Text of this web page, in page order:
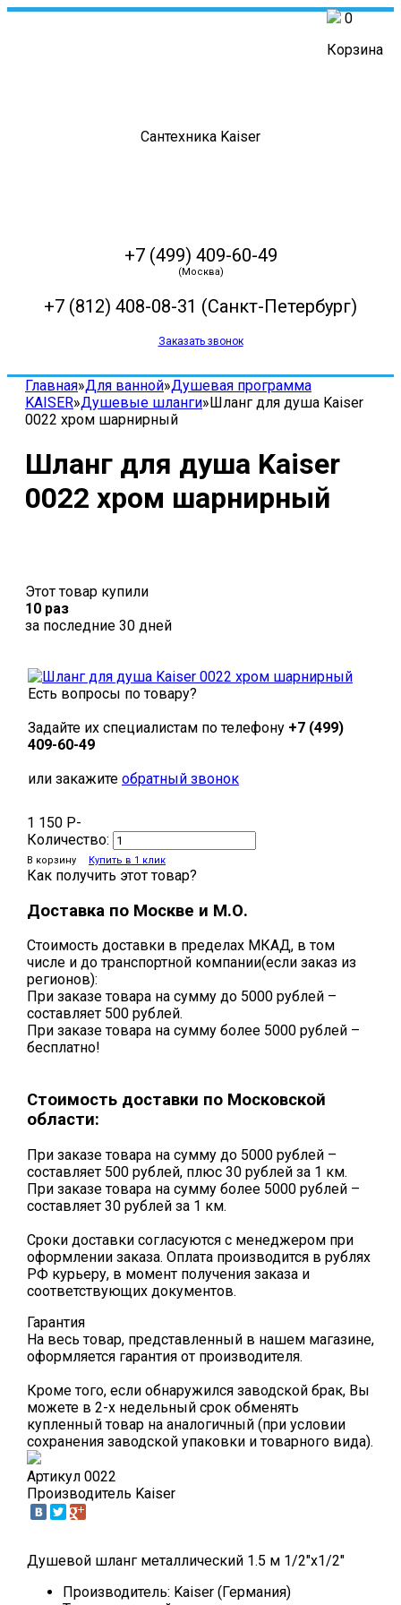
Сантехника Kaiser
+7 (499) 409-60-49
(Москва)
+7 (812) 408-08-31 (Санкт-Петербург)
Заказать звонок
0
Корзина
Главная»Для ванной»Душевая программа
KAISER»Душевые шланги»Шланг для душа Kaiser
0022 хром шарнирный
Шланг для душа Kaiser
0022 хром шарнирный
Этот товар купили
10 раз
за последние 30 дней
Есть вопросы по товару?
Задайте их специалистам по телефону +7 (499)
409-60-49
или закажите обратный звонок
1 150 P-
Количество:
В корзину Купить в 1 клик
Как получить этот товар?
Доставка по Москве и М.О.
Стоимость доставки в пределах МКАД, в том
числе и до транспортной компании(если заказ из
регионов):
При заказе товара на сумму до 5000 рублей –
составляет 500 рублей.
При заказе товара на сумму более 5000 рублей –
бесплатно!
Стоимость доставки по Московской
области:
При заказе товара на сумму до 5000 рублей –
составляет 500 рублей, плюс 30 рублей за 1 км.
При заказе товара на сумму более 5000 рублей –
составляет 30 рублей за 1 км.
Сроки доставки согласуются с менеджером при
оформлении заказа. Оплата производится в рублях
РФ курьеру, в момент получения заказа и
соответствующих документов.
Гарантия
На весь товар, представленный в нашем магазине,
оформляется гарантия от производителя.
Кроме того, если обнаружился заводской брак, Вы
можете в 2-х недельный срок обменять
купленный товар на аналогичный (при условии
сохранения заводской упаковки и товарного вида).
Артикул 0022
Производитель Kaiser
Душевой шланг металлический 1.5 м 1/2"х1/2"
Производитель: Kaiser (Германия)